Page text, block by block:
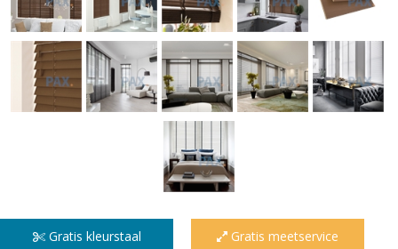
Gratis kleurstaal Gratis meetservice